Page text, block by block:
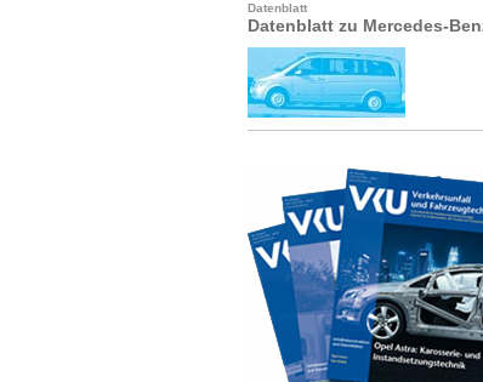
Datenblatt
Datenblatt zu Mercedes-